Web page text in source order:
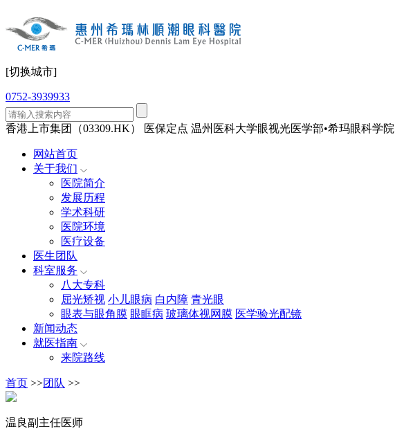
[切换城市]
0752-3939933
香港上市集团（03309.HK） 医保定点 温州医科大学眼视光医学部•希玛眼科学院
网站首页
关于我们
医院简介
发展历程
学术科研
医院环境
医疗设备
医生团队
科室服务
八大专科
屈光矫视 小儿眼病 白内障 青光眼
眼表与眼角膜 眼眶病 玻璃体视网膜 医学验光配镜
新闻动态
就医指南
来院路线
首页 >>团队 >>
温良副主任医师